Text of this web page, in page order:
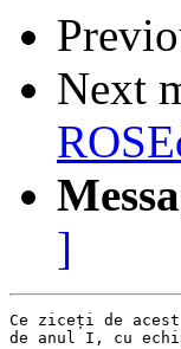
Next
]
Ce ziceți de
de anul I, cu